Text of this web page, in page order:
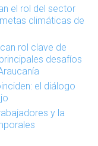
el rol del sector
climáticas de
rol clave de
desafíos
el diálogo
y la